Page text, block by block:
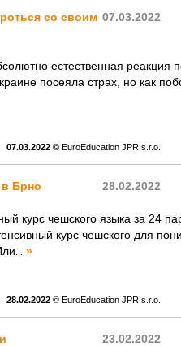
07.03.2022
со своим
естественная реакция
посеяла страх, но как
07.03.2022 © EuroEducation JPR s.r.o.
28.02.2022
в Брно
курс чешского языка за 24
курс чешского для
»
28.02.2022 © EuroEducation JPR s.r.o.
23.02.2022